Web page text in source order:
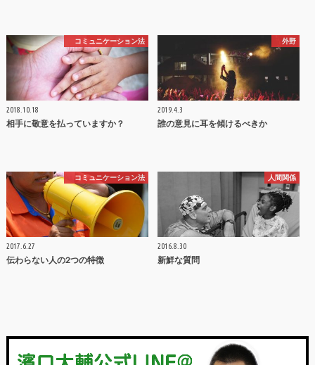
コミュニケーション法
2018.10.18
相手に敬意を払っていますか？
外野
2019.4.3
誰の意見に耳を傾けるべきか
コミュニケーション法
2017.6.27
伝わらない人の2つの特徴
人間関係
2016.8.30
新鮮な質問